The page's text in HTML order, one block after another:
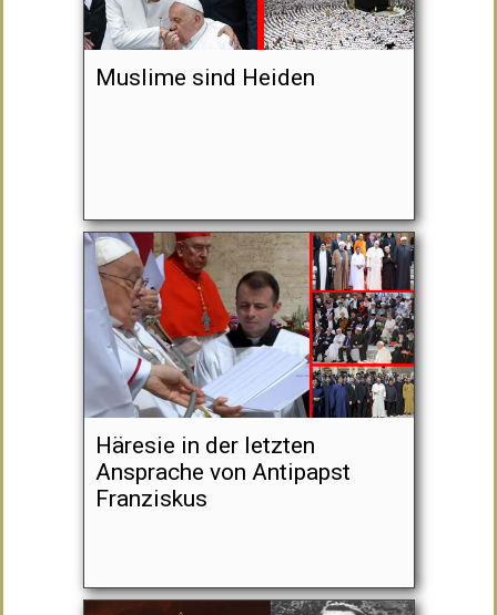
Muslime sind Heiden
Häresie in der letzten
Ansprache von Antipapst
Franziskus